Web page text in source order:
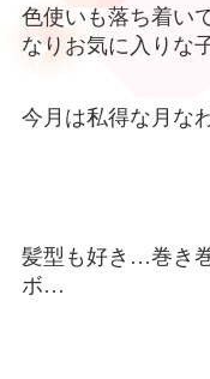
色使いも落ち着い
なりお気に入りな
今月は私得な月な
髪型も好き …巻き
ボ…